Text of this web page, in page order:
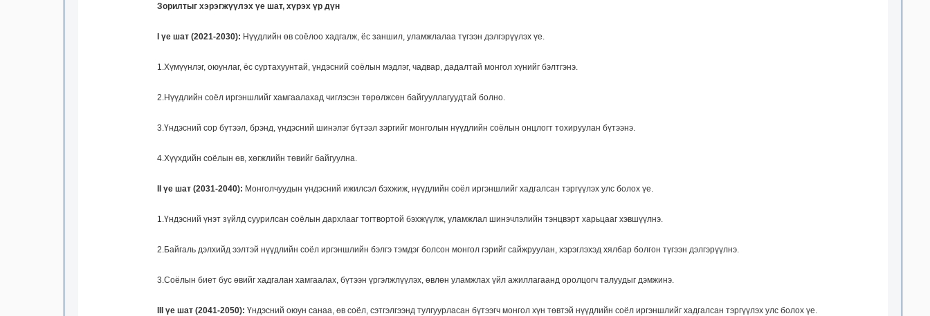
Зорилтыг хэрэгжүүлэх үе шат, хүрэх үр дүн
I үе шат (2021-2030): Нүүдлийн өв соёлоо хадгалж, ёс заншил, уламжлалаа түгээн дэлгэрүүлэх үе.
1.Хүмүүнлэг, оюунлаг, ёс суртахуунтай, үндэсний соёлын мэдлэг, чадвар, дадалтай монгол хүнийг бэлтгэнэ.
2.Нүүдлийн соёл иргэншлийг хамгаалахад чиглэсэн төрөлжсөн байгууллагуудтай болно.
3.Үндэсний сор бүтээл, брэнд, үндэсний шинэлэг бүтээл зэргийг монголын нүүдлийн соёлын онцлогт тохируулан бүтээнэ.
4.Хүүхдийн соёлын өв, хөгжлийн төвийг байгуулна.
II үе шат (2031-2040): Монголчуудын үндэсний ижилсэл бэхжиж, нүүдлийн соёл иргэншлийг хадгалсан тэргүүлэх улс болох үе.
1.Үндэсний үнэт зүйлд суурилсан соёлын дархлааг тогтвортой бэхжүүлж, уламжлал шинэчлэлийн тэнцвэрт харьцааг хэвшүүлнэ.
2.Байгаль дэлхийд ээлтэй нүүдлийн соёл иргэншлийн бэлгэ тэмдэг болсон монгол гэрийг сайжруулан, хэрэглэхэд хялбар болгон түгээн дэлгэрүүлнэ.
3.Соёлын биет бус өвийг хадгалан хамгаалах, бүтээн үргэлжлүүлэх, өвлөн уламжлах үйл ажиллагаанд оролцогч талуудыг дэмжинэ.
III үе шат (2041-2050): Үндэсний оюун санаа, өв соёл, сэтгэлгээнд тулгуурласан бүтээгч монгол хүн төвтэй нүүдлийн соёл иргэншлийг хадгалсан тэргүүлэх улс болох үе.